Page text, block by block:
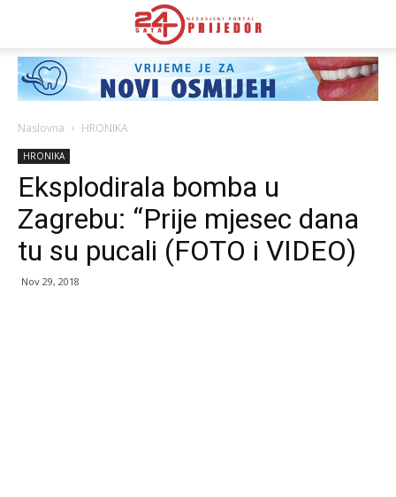
Naslovna HRONIKA
HRONIKA
Eksplodirala bomba u
Zagrebu: “Prije mjesec dana
tu su pucali (FOTO i VIDEO)
Nov 29, 2018